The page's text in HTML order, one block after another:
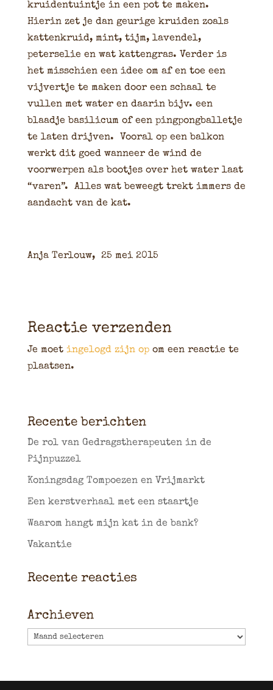
kruidentuintje in een pot te maken.
Hierin zet je dan geurige kruiden zoals
kattenkruid, mint, tijm, lavendel,
peterselie en wat kattengras. Verder is
het misschien een idee om af en toe een
vijvertje te maken door een schaal te
vullen met water en daarin bijv. een
blaadje basilicum of een pingpongballetje
te laten drijven. Vooral op een balkon
werkt dit goed wanneer de wind de
voorwerpen als bootjes over het water laat
“varen”. Alles wat beweegt trekt immers de
aandacht van de kat.
Anja Terlouw, 25 mei 2015
Reactie verzenden
Je moet ingelogd zijn opom een reactie te
plaatsen.
Recente berichten
De rol van Gedragstherapeuten in de
Pijnpuzzel
Koningsdag Tompoezen en Vrijmarkt
Een kerstverhaal met een staartje
Waarom hangt mijn kat in de bank?
Vakantie
Recente reacties
Archieven
Archieven